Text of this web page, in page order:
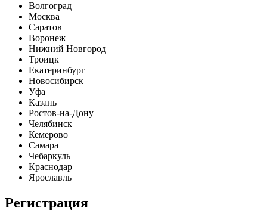
Волгоград
Москва
Саратов
Воронеж
Нижний Новгород
Троицк
Екатеринбург
Новосибирск
Уфа
Казань
Ростов-на-Дону
Челябинск
Кемерово
Самара
Чебаркуль
Краснодар
Ярославль
Регистрация